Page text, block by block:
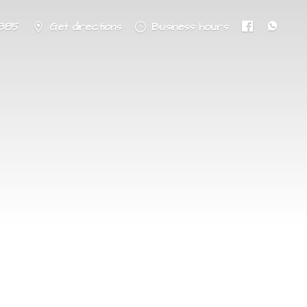
Get directions Business hours